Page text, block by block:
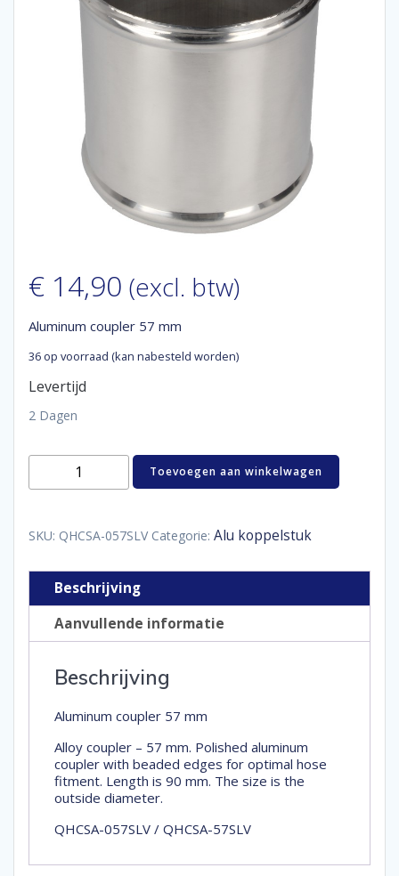
€ 14,90 (excl. btw)
Aluminum coupler 57 mm
36 op voorraad (kan nabesteld worden)
Levertijd
2 Dagen
Aluminum
aantal
Toevoegen aan winkelwagen
SKU: QHCSA-057SLV Categorie: Alu koppelstuk
Beschrijving
Aanvullende informatie
Beschrijving
Aluminum coupler 57 mm
Alloy coupler – 57 mm. Polished aluminum
coupler with beaded edges for optimal hose
fitment. Length is 90 mm. The size is the
outside diameter.
QHCSA-057SLV / QHCSA-57SLV